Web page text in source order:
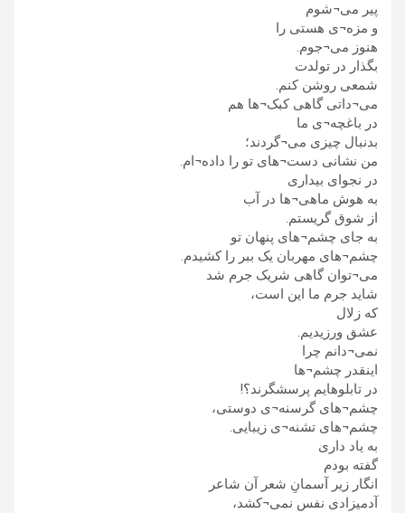
پیر می¬شوم
و مزه¬ی هستی را
هنوز می¬جوم.
بگذار در تولدت
شمعی روشن کنم.
می¬داتی گاهی کبک¬ها هم
در باغچه¬ی ما
بدنبال چیزی می¬گردند؛
من نشانی دست¬های تو را داده¬ام.
در نجوای بیداری
به هوش ماهی¬ها در آب
از شوق گریستم.
به جای چشم¬های پنهان تو
چشم¬های مهربان یک ببر را کشیدم.
می¬توان گاهی شریک جرم شد
شاید جرم ما این است،
که زلال
عشق ورزیدیم.
نمی¬دانم چرا
اینقدر چشم¬ها
در تابلوهایم پرسشگرند؟!
چشم¬های گرسنه¬ی دوستی،
چشم¬های تشنه¬ی زیبایی.
به یاد داری
گفته بودم
انگار زیر آسمانِ شعر آن شاعر
آدمیزادی نفس نمی¬کشد،